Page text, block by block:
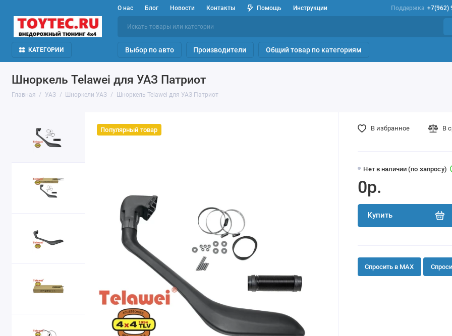
О нас Блог Новости Контакты Помощь Инструкции Поддержка +7(962)
КАТЕГОРИИ Выбор по авто Производители Общий товар по категориям
Шноркель Telawei для УАЗ Патриот
Главная УАЗ Шноркели УАЗ Шноркель Telawei для УАЗ Патриот
Популярный товар
Нет в наличии (по запросу)
0р.
Купить
В избранное В
Спросить в MAX